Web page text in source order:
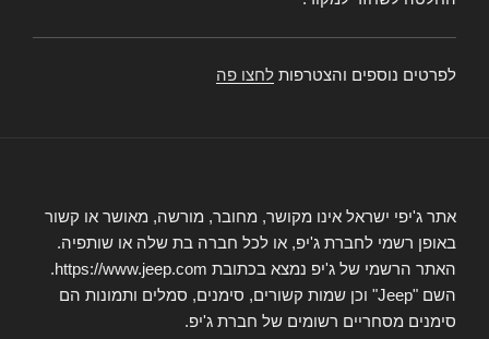
לפרטים נוספים והצטרפות לחצו פה
אתר ג'יפי ישראל אינו מקושר, מחובר, מורשה, מאושר או קשור
באופן רשמי לחברת ג'יפ, או לכל חברה בת שלה או שותפיה.
האתר הרשמי של ג'יפ נמצא בכתובת https://www.jeep.com.
השם "Jeep" וכן שמות קשורים, סימנים, סמלים ותמונות הם
סימנים מסחריים רשומים של חברת ג'יפ.